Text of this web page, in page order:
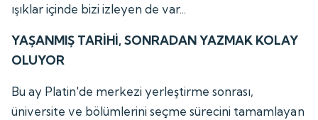
ışıklar içinde bizi izleyen de var...
YAŞANMIŞ TARİHİ, SONRADAN YAZMAK KOLAY
OLUYOR
Bu ay Platin'de merkezi yerleştirme sonrası,
üniversite ve bölümlerini seçme sürecini tamamlayan